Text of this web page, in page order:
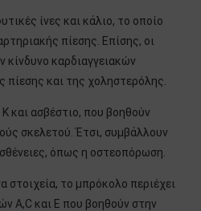
ίνες και κάλιο, το οποίο
πίεσης. Επίσης, οι
κίνδυνο καρδιαγγειακών
πίεσης και της χοληστερόλης.
Κ και ασβέστιο, που βοηθούν
σκελετού. Έτσι, συμβάλλουν
όπως η οστεοπόρωση.
το μπρόκολο περιέχει
A,C και E που βοηθούν στην